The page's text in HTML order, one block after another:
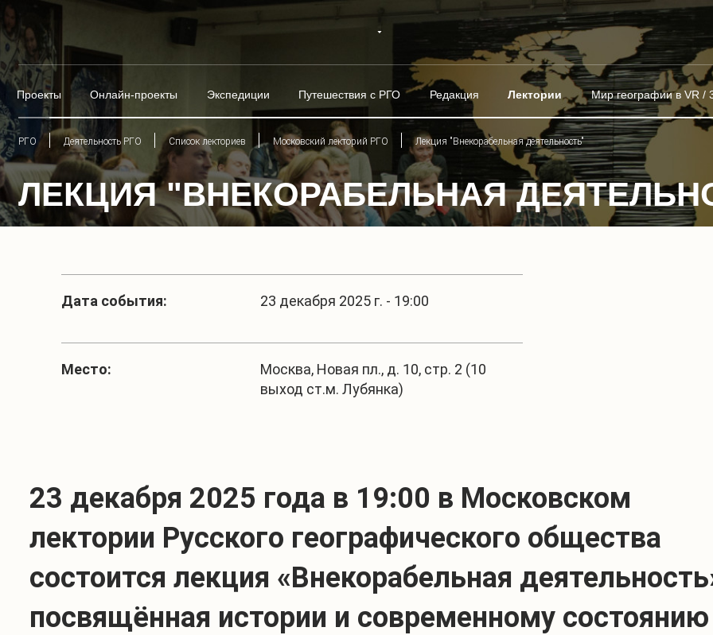
Проекты Онлайн-проекты Экспедиции Путешествия с РГО Редакция Лектории Мир географии в VR /
РГО Деятельность РГО Список лекториев Московский лекторий РГО Лекция "Внекорабельная деятельность"
ЛЕКЦИЯ "ВНЕКОРАБЕЛЬНАЯ
Дата события: 23 декабря 2025 г. - 19:00
Место:
Москва, Новая пл., д. 10, стр. 2 (10
выход ст.м. Лубянка)
23 декабря 2025 года в 19:00 в Московском
лектории Русского географического общества
состоится лекция «Внекорабельная
посвящённая истории и современному состоянию